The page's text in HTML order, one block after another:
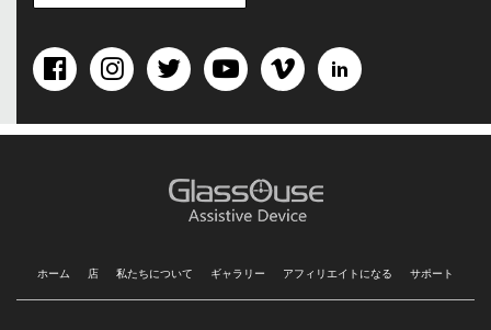
ホーム 店 私たちについて ギャラリー アフィリエイトになる サポート